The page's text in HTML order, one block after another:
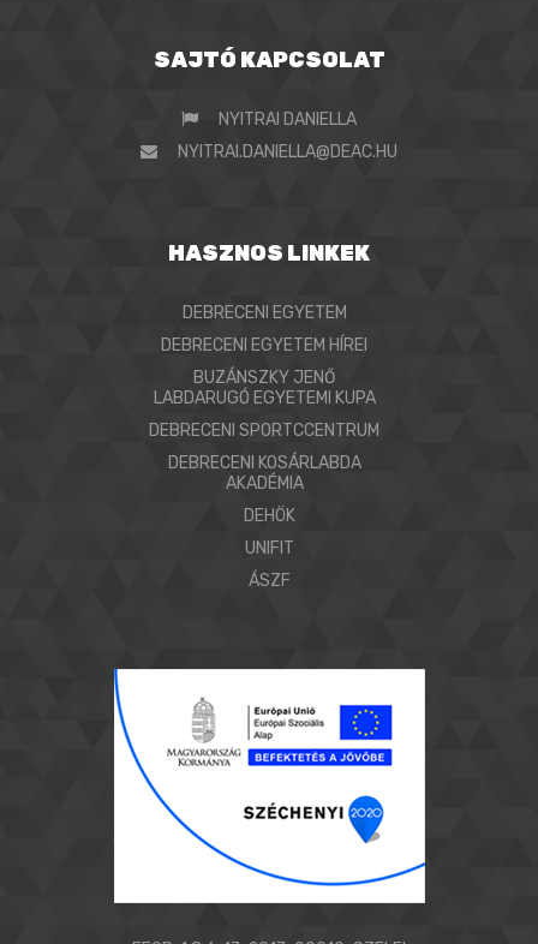
SAJTÓ KAPCSOLAT
NYITRAI DANIELLA
NYITRAI.DANIELLA@DEAC.HU
HASZNOS LINKEK
DEBRECENI EGYETEM
DEBRECENI EGYETEM HÍREI
BUZÁNSZKY JENŐ
LABDARUGÓ EGYETEMI KUPA
DEBRECENI SPORTCCENTRUM
DEBRECENI KOSÁRLABDA
AKADÉMIA
DEHÖK
UNIFIT
ÁSZF